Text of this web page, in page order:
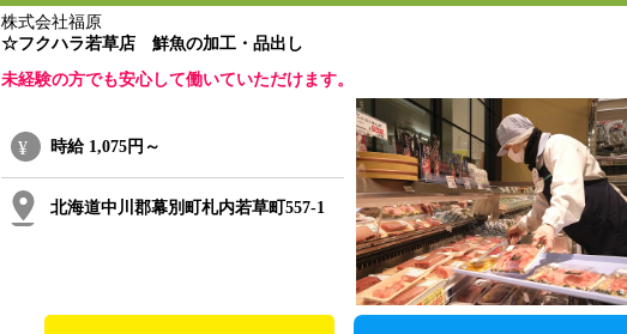
株式会社福原
☆フクハラ若草店 鮮魚の加工・品出し
未経験の方でも安心して働いていただけます。
時給 1,075円～
北海道中川郡幕別町札内若草町557-1